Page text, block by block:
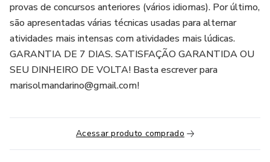
provas de concursos anteriores (vários idiomas). Por último,
são apresentadas várias técnicas usadas para alternar
atividades mais intensas com atividades mais lúdicas.
GARANTIA DE 7 DIAS. SATISFAÇÃO GARANTIDA OU
SEU DINHEIRO DE VOLTA! Basta escrever para
marisolmandarino@gmail.com!
Acessar produto comprado